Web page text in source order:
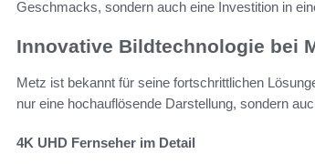
Geschmacks, sondern auch eine Investition in
Innovative Bildtechnologie bei
Metz ist bekannt für seine fortschrittlichen
nur eine hochauflösende Darstellung, sondern
4K UHD Fernseher im Detail